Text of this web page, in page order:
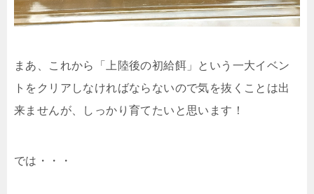
まあ、これから「上陸後の初給餌」という一大イベン
トをクリアしなければならないので気を抜くことは出
来ませんが、しっかり育てたいと思います！
では・・・